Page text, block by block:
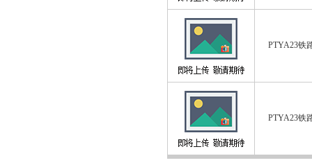
PTYA23铁
PTYA23铁